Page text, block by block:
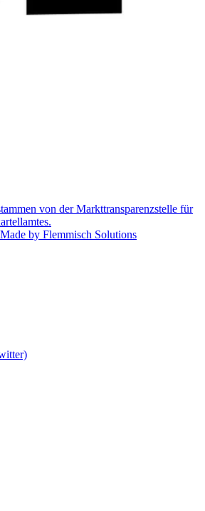
von der Markttransparenzstelle für
Made by Flemmisch Solutions